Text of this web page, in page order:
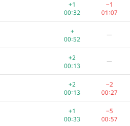
+1
00:32
−1
01:07
+
00:52
—
+2
00:13
—
+2
00:13
−2
00:27
+1
00:33
−5
00:57
1015 /2677 770/ 1417
+1
00:20
—